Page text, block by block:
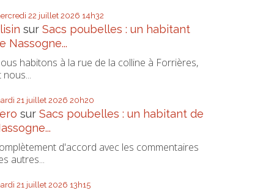
22 juillet 2026 14h32
surSacs poubelles : un habitant
Nassogne...
habitons à la rue de la colline à Forrières,
nous...
21 juillet 2026 20h20
surSacs poubelles : un habitant de
d'accord avec les commentaires
autres...
21 juillet 2026 13h15